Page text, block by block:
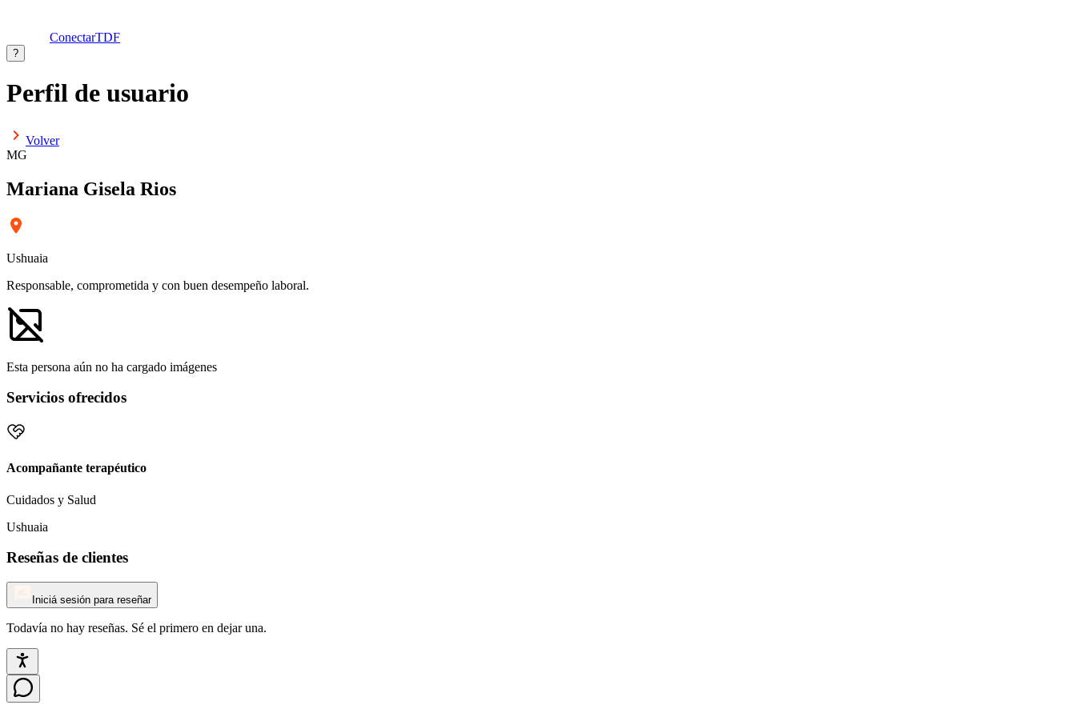
ConectarTDF
?
Perfil de usuario
Volver
MG
Mariana Gisela Rios
Ushuaia
Responsable, comprometida y con buen desempeño laboral.
Esta persona aún no ha cargado imágenes
Servicios ofrecidos
Acompañante terapéutico
Cuidados y Salud
Ushuaia
Reseñas de clientes
Iniciá sesión para reseñar
Todavía no hay reseñas. Sé el primero en dejar una.